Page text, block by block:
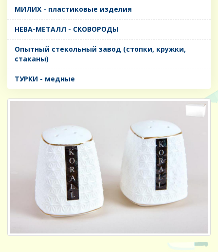
МИЛИХ - пластиковые изделия
НЕВА-МЕТАЛЛ - СКОВОРОДЫ
Опытный стекольный завод (стопки, кружки,
стаканы)
ТУРКИ - медные